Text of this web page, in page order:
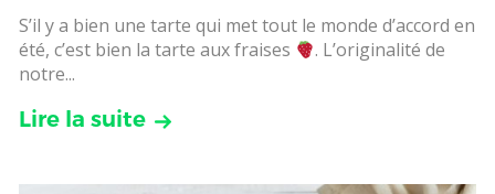
S’il y a bien une tarte qui met tout le monde d’accord en
été, c’est bien la tarte aux fraises
. L’originalité de
notre...
Lire la suite